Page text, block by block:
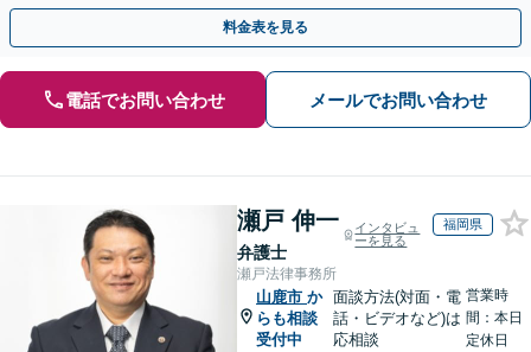
料金表を見る
電話でお問い合わせ メールでお問い合わせ
瀬戸 伸一
弁護士
インタビュ
ーを見る
福岡県
瀬戸法律事務所
山鹿市 か
らも相談
受付中
面談方法(対面・電
話・ビデオなど)は
応相談
営業時
間：本日
定休日